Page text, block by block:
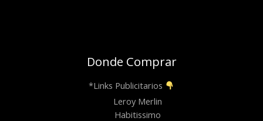
Donde Comprar
*Links Publicitarios
Leroy Merlin
Habitissimo